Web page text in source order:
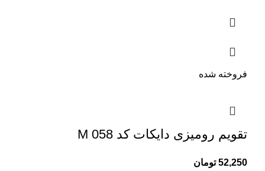
فروخته شده
تقویم رومیزی دایکات کد M 058
52,250 تومان